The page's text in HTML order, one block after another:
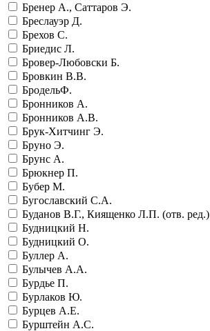
Бренер А., Саттаров Э.
Бреслауэр Д.
Брехов С.
Бриедис Л.
Бровер-Любовски Б.
Бровкин В.В.
БродельФ.
Бронников А.
Бронников А.В.
Брук-Хитчинг Э.
Бруно Э.
Брунс А.
Брюкнер П.
Бубер М.
Бугославский С.А.
Буданов В.Г., Киященко Л.П. (отв. ред.)
Будницкий Н.
Будницкий О.
Буллер А.
Булычев А.А.
Бурдье П.
Бурлаков Ю.
Бурцев А.Е.
Бурштейн А.С.